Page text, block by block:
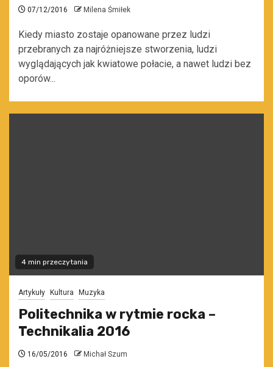
07/12/2016 Milena Śmiłek
Kiedy miasto zostaje opanowane przez ludzi
przebranych za najróżniejsze stworzenia, ludzi
wyglądających jak kwiatowe połacie, a nawet ludzi bez
oporów...
4 min przeczytania
Artykuły Kultura Muzyka
Politechnika w rytmie rocka –
Technikalia 2016
16/05/2016 Michał Szum